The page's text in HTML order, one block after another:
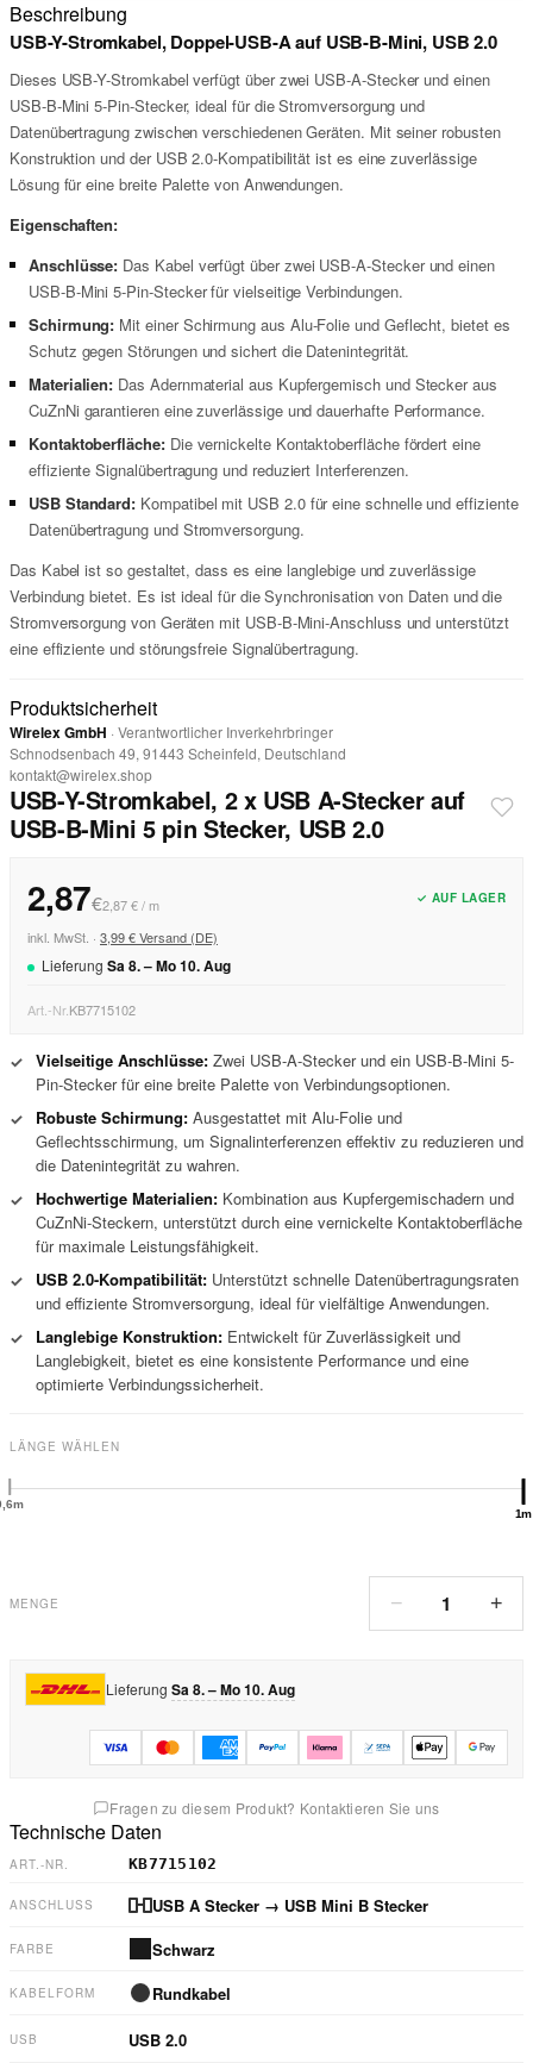
Beschreibung
USB-Y-Stromkabel, Doppel-USB-A auf USB-B-Mini, USB 2.0
Dieses USB-Y-Stromkabel verfügt über zwei USB-A-Stecker und einen
USB-B-Mini 5-Pin-Stecker, ideal für die Stromversorgung und
Datenübertragung zwischen verschiedenen Geräten. Mit seiner robusten
Konstruktion und der USB 2.0-Kompatibilität ist es eine zuverlässige
Lösung für eine breite Palette von Anwendungen.
Eigenschaften:
Anschlüsse: Das Kabel verfügt über zwei USB-A-Stecker und einen
USB-B-Mini 5-Pin-Stecker für vielseitige Verbindungen.
Schirmung: Mit einer Schirmung aus Alu-Folie und Geflecht, bietet es
Schutz gegen Störungen und sichert die Datenintegrität.
Materialien: Das Adernmaterial aus Kupfergemisch und Stecker aus
CuZnNi garantieren eine zuverlässige und dauerhafte Performance.
Kontaktoberfläche:Die vernickelte Kontaktoberfläche fördert eine
effiziente Signalübertragung und reduziert Interferenzen.
USB Standard: Kompatibel mit USB 2.0 für eine schnelle und effiziente
Datenübertragung und Stromversorgung.
Das Kabel ist so gestaltet, dass es eine langlebige und zuverlässige
Verbindung bietet. Es ist ideal für die Synchronisation von Daten und die
Stromversorgung von Geräten mit USB-B-Mini-Anschluss und unterstützt
eine effiziente und störungsfreie Signalübertragung.
Produktsicherheit
Wirelex GmbH · Verantwortlicher Inverkehrbringer
Schnodsenbach 49, 91443 Scheinfeld, Deutschland
kontakt@wirelex.shop
USB-Y-Stromkabel, 2 x USB A-Stecker auf
USB-B-Mini 5 pin Stecker, USB 2.0
2,87€2,87 € / m ✓ AUF LAGER
inkl. MwSt. · 3,99 € Versand (DE)
Lieferung Sa8. –Mo10.Aug
Art.-Nr.KB7715102
✓ Vielseitige Anschlüsse: Zwei USB-A-Stecker und ein USB-B-Mini 5-
Pin-Stecker für eine breite Palette von Verbindungsoptionen.
✓
Robuste Schirmung: Ausgestattet mit Alu-Folie und
Geflechtsschirmung, um Signalinterferenzen effektiv zu reduzieren und
die Datenintegrität zu wahren.
✓ Hochwertige Materialien: Kombination aus Kupfergemischadern und
CuZnNi-Steckern, unterstützt durch eine vernickelte Kontaktoberfläche
für maximale Leistungsfähigkeit.
✓
USB 2.0-Kompatibilität: Unterstützt schnelle Datenübertragungsraten
und effiziente Stromversorgung, ideal für vielfältige Anwendungen.
✓
Langlebige Konstruktion: Entwickelt für Zuverlässigkeit und
Langlebigkeit, bietet es eine konsistente Performance und eine
optimierte Verbindungssicherheit.
LÄNGE WÄHLEN
1m
MENGE − 1 +
Lieferung Sa 8. – Mo 10. Aug
Fragen zu diesem Produkt? Kontaktieren Sie uns
Technische Daten
ART.-NR. KB7715102
ANSCHLUSS USB A Stecker → USB Mini B Stecker
FARBE Schwarz
KABELFORM Rundkabel
USB USB 2.0